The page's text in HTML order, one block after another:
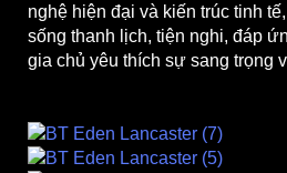
nghệ hiện đại và kiến trúc tinh
sống thanh lịch, tiện nghi, đáp
gia chủ yêu thích sự sang trọng